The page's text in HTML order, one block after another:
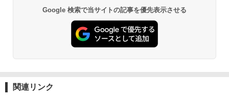
￥3,680
GRANDOOR ステンレス保冷剤 2個セット 2
026リニューアル 急速冷凍 空間倍増 衛生的
Google 検索で当サイトの記事を優先表示させる
関連リンク